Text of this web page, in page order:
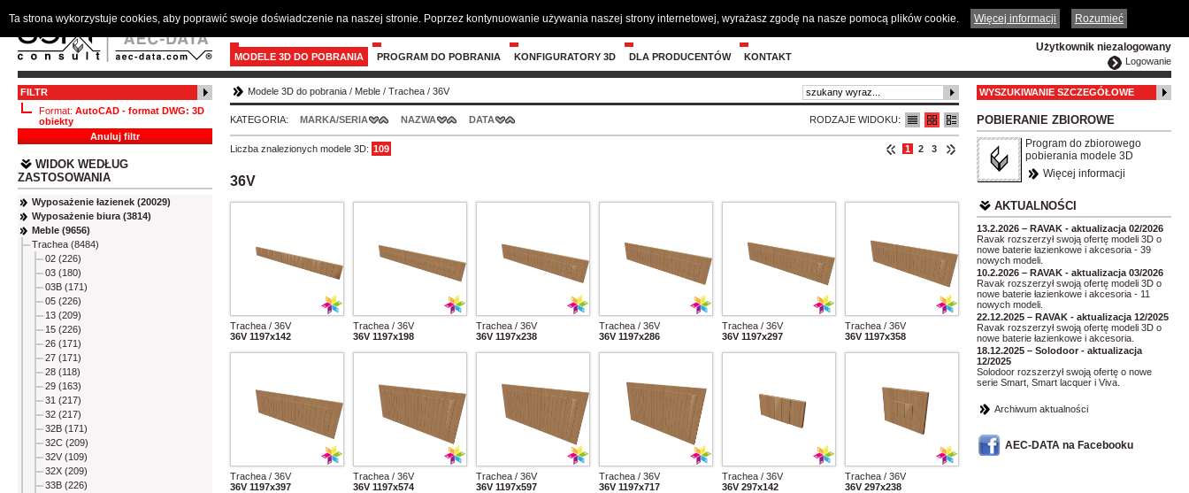
ČESKY ENGLISH DEUTSCH
Użytkownik niezalogowany
Logowanie
MODELE 3D DO POBRANIA PROGRAM DO POBRANIA KONFIGURATORY 3D DLA PRODUCENTÓW KONTAKT
FILTR
Format: AutoCAD - format DWG: 3D
obiekty
Anuluj filtr
WIDOK WEDŁUG
ZASTOSOWANIA
Wyposażenie łazienek (20029)
Wyposażenie biura (3814)
Meble (9656)
Trachea (8484)
02 (226)
03 (180)
03B (171)
05 (226)
13 (209)
15 (226)
26 (171)
27 (171)
28 (118)
29 (163)
31 (217)
32 (217)
32B (171)
32C (209)
32V (109)
32X (209)
33B (226)
Modele 3D do pobrania / Meble / Trachea / 36V
RODZAJE WIDOKU:
KATEGORIA: MARKA/SERIA NAZWA DATA
1 2 3
Liczba znalezionych modele 3D: 109
36V
Trachea / 36V
36V 1197x142
Trachea / 36V
36V 1197x198
Trachea / 36V
36V 1197x238
Trachea / 36V
36V 1197x286
Trachea / 36V
36V 1197x297
Trachea / 36V
36V 1197x358
Trachea / 36V
36V 1197x397
Trachea / 36V
36V 1197x574
Trachea / 36V
36V 1197x597
Trachea / 36V
36V 1197x717
Trachea / 36V
36V 297x142
Trachea / 36V
36V 297x238
WYSZUKIWANIE SZCZEGÓŁOWE
POBIERANIE ZBIOROWE
Program do zbiorowego
pobierania modele 3D
Więcej informacji
AKTUALNOŚCI
13.2.2026 – RAVAK - aktualizacja 02/2026
Ravak rozszerzył swoją ofertę modeli 3D o
nowe baterie łazienkowe i akcesoria - 39
nowych modeli.
10.2.2026 – RAVAK - aktualizacja 03/2026
Ravak rozszerzył swoją ofertę modeli 3D o
nowe baterie łazienkowe i akcesoria - 11
nowych modeli.
22.12.2025 – RAVAK - aktualizacja 12/2025
Ravak rozszerzył swoją ofertę modeli 3D o
nowe baterie łazienkowe i akcesoria.
18.12.2025 – Solodoor - aktualizacja
12/2025
Solodoor rozszerzył swoją ofertę o nowe
serie Smart, Smart lacquer i Viva.
Archiwum aktualności
AEC-DATA na Facebooku
Ta strona wykorzystuje cookies, aby poprawić swoje doświadczenie na naszej stronie. Poprzez kontynuowanie używania naszej strony internetowej, wyrażasz zgodę na nasze pomocą plików cookie. Więcej informacji Rozumieć